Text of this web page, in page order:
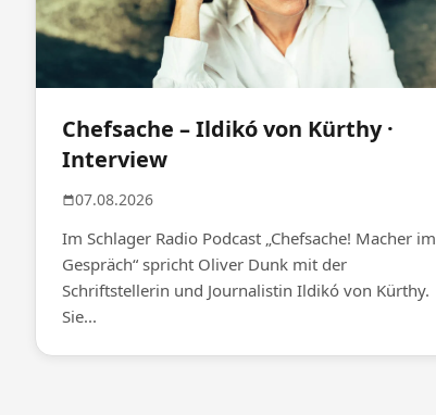
Chefsache – Ildikó von Kürthy ·
Interview
07.08.2026
Im Schlager Radio Podcast „Chefsache! Macher im
Gespräch“ spricht Oliver Dunk mit der
Schriftstellerin und Journalistin Ildikó von Kürthy.
Sie...